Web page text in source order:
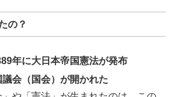
の？
年に大日本帝国憲法が発布
会（国会）が開かれた